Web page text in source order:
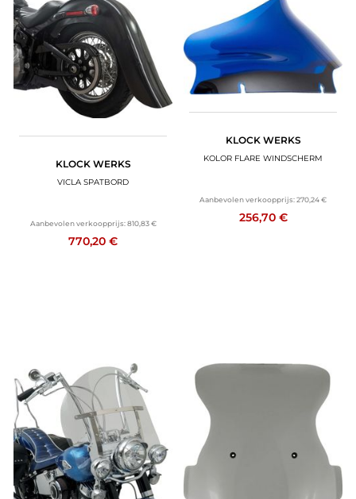
KLOCK WERKS
VICLA SPATBORD
Aanbevolen verkoopprijs: 810,83 €
770,20 €
KLOCK WERKS
KOLOR FLARE WINDSCHERM
Aanbevolen verkoopprijs:270,24 €
256,70 €